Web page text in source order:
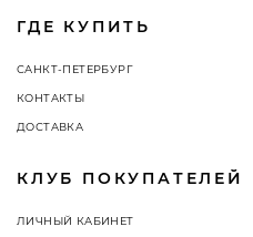
ГДЕ КУПИТЬ
САНКТ-ПЕТЕРБУРГ
КОНТАКТЫ
ДОСТАВКА
КЛУБ ПОКУПАТЕЛЕЙ
ЛИЧНЫЙ КАБИНЕТ